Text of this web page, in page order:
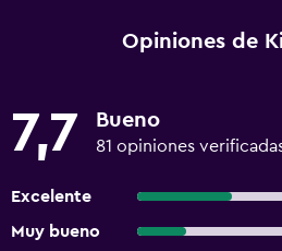
Opiniones de
7,7 Bueno
81 opiniones
Excelente
Muy bueno